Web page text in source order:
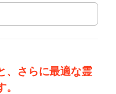
、さらに最適な霊